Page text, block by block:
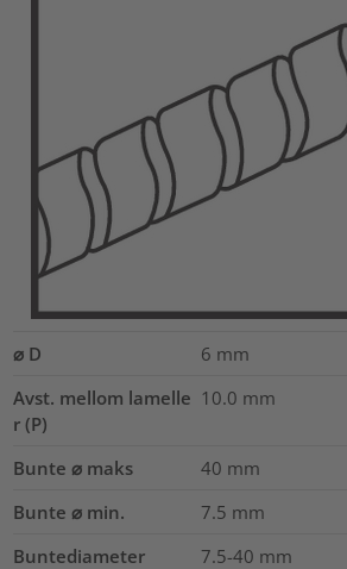
⌀ D 6 mm
Avst. mellom lamelle
r (P)
10.0 mm
Bunte ⌀ maks 40 mm
Bunte ⌀ min.
7.5 mm
Buntediameter
7.5-40 mm